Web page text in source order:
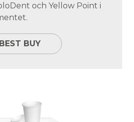
och Yellow Point i
BUY